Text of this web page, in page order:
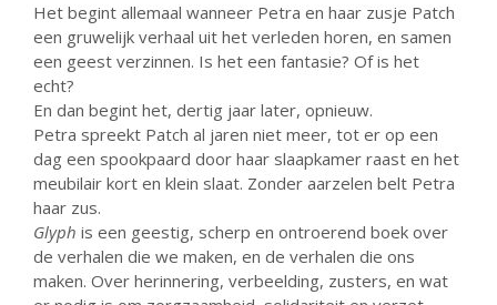
Sunday
26 juli: Lazy Queer Sunday
Financiële Administratie
Summer Stories 2026
21 juni: Lazy Queer Sunday
Het begint allemaal wanneer Petra en haar zusje Patch
een gruwelijk verhaal uit het verleden horen, en samen
een geest verzinnen. Is het een fantasie? Of is het
echt?
En dan begint het, dertig jaar later, opnieuw.
Petra spreekt Patch al jaren niet meer, tot er op een
dag een spookpaard door haar slaapkamer raast en het
meubilair kort en klein slaat. Zonder aarzelen belt Petra
haar zus.
Glyph is een geestig, scherp en ontroerend boek over
de verhalen die we maken, en de verhalen die ons
maken. Over herinnering, verbeelding, zusters, en wat